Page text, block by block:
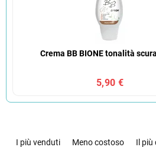
Crema BB BIONE tonalità
5,90 €
I più venduti Meno costoso Il più